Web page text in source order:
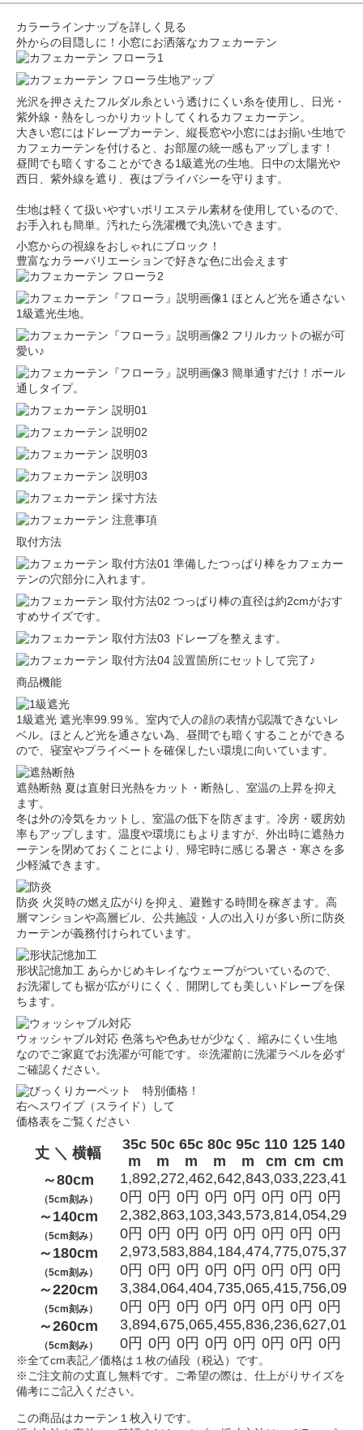
カラーラインナップを詳しく見る
外からの目隠しに！小窓にお洒落なカフェカーテン
光沢を押さえたフルダル糸という透けにくい糸を使用し、日光・
紫外線・熱をしっかりカットしてくれるカフェカーテン。
大きい窓にはドレープカーテン、縦長窓や小窓にはお揃い生地で
カフェカーテンを付けると、お部屋の統一感もアップします！
昼間でも暗くすることができる1級遮光の生地。日中の太陽光や
西日、紫外線を遮り、夜はプライバシーを守ります。
生地は軽くて扱いやすいポリエステル素材を使用しているので、
お手入れも簡単。汚れたら洗濯機で丸洗いできます。
小窓からの視線をおしゃれにブロック！
豊富なカラーバリエーションで好きな色に出会えます
ほとんど光を通さない
1級遮光生地。
フリルカットの裾が可
愛い♪
簡単通すだけ！ポール
通しタイプ。
取付方法
準備したつっぱり棒をカフェカー
テンの穴部分に入れます。
つっぱり棒の直径は約2cmがおす
すめサイズです。
ドレープを整えます。
設置箇所にセットして完了♪
商品機能
1級遮光 遮光率99.99％。室内で人の顔の表情が認識できないレ
ベル。ほとんど光を通さない為、昼間でも暗くすることができる
ので、寝室やプライベートを確保したい環境に向いています。
遮熱断熱 夏は直射日光熱をカット・断熱し、室温の上昇を抑え
ます。
冬は外の冷気をカットし、室温の低下を防ぎます。冷房・暖房効
率もアップします。温度や環境にもよりますが、外出時に遮熱カ
ーテンを閉めておくことにより、帰宅時に感じる暑さ・寒さを多
少軽減できます。
防炎 火災時の燃え広がりを抑え、避難する時間を稼ぎます。高
層マンションや高層ビル、公共施設・人の出入りが多い所に防炎
カーテンが義務付けられています。
形状記憶加工 あらかじめキレイなウェーブがついているので、
お洗濯しても裾が広がりにくく、開閉しても美しいドレープを保
ちます。
ウォッシャブル対応 色落ちや色あせが少なく、縮みにくい生地
なのでご家庭でお洗濯が可能です。※洗濯前に洗濯ラベルを必ず
ご確認ください。
右へスワイプ（スライド）して
価格表をご覧ください
丈 ＼ 横幅
35c
m
50c
m
65c
m
80c
m
95c
m
110
cm
125
cm
140
cm
～80cm
（5cm刻み）
1,89
0円
2,27
0円
2,46
0円
2,64
0円
2,84
0円
3,03
0円
3,22
0円
3,41
0円
～140cm
（5cm刻み）
2,38
0円
2,86
0円
3,10
0円
3,34
0円
3,57
0円
3,81
0円
4,05
0円
4,29
0円
～180cm
（5cm刻み）
2,97
0円
3,58
0円
3,88
0円
4,18
0円
4,47
0円
4,77
0円
5,07
0円
5,37
0円
～220cm
（5cm刻み）
3,38
0円
4,06
0円
4,40
0円
4,73
0円
5,06
0円
5,41
0円
5,75
0円
6,09
0円
～260cm
（5cm刻み）
3,89
0円
4,67
0円
5,06
0円
5,45
0円
5,83
0円
6,23
0円
6,62
0円
7,01
0円
※全てcm表記／価格は１枚の値段（税込）です。
※ご注文前の丈直し無料です。ご希望の際は、仕上がりサイズを
備考にご記入ください。
この商品はカーテン１枚入りです。